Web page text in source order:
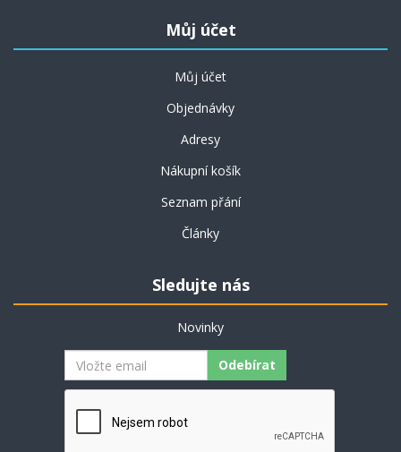
Můj účet
Můj účet
Objednávky
Adresy
Nákupní košík
Seznam přání
Články
Sledujte nás
Novinky
Odebírat